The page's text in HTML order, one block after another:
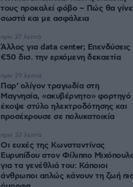
τους προκαλεί φόβο – Πώς θα
σωστά και με ασφάλεια
Άλλος για data center; Επενδύσεις
€50 δισ. την ερχόμενη δεκαετία
πριν 27 λεπτά
Παρ' ολίγον τραγωδία στη
Μαγνησία, «ακυβέρνητο» φορτηγό
έκοψε στύλο ηλεκτροδότησης και
προσέκρουσε σε πολυκατοικία
πριν 29 λεπτά
Οι ευχές της Κωνσταντίνας
Ευρυπίδου στον Φίλιππο
για τα γενέθλιά του: Κάποιοι
άνθρωποι απλώς κάνουν τη ζωή
πριν 32 λεπτά